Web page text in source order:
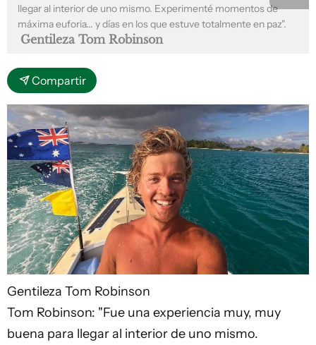
llegar al interior de uno mismo. Experimenté momentos de
máxima euforia... y días en los que estuve totalmente en paz".
Gentileza Tom Robinson
Compartir
Gentileza Tom Robinson
Tom Robinson: "Fue una experiencia muy, muy
buena para llegar al interior de uno mismo.